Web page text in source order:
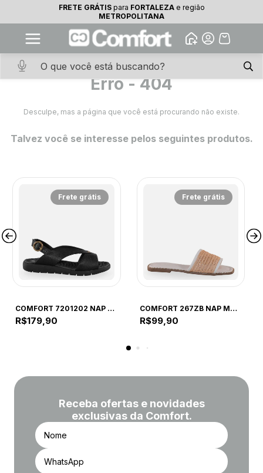
10% OFF na primeira compra
Baixe o app. Cupom BEMVINDO10
(100+)
Abrir
FRETE GRÁTISpara FORTALEZAe região
METROPOLITANA
Erro - 404
Desculpe, mas a página que você está procurando não existe.
Talvez você se interesse pelos seguintes produtos.
Frete grátis
COMFORT 7201202 NAP FLO PRETO 7201202 PRETO
R$179,90
Frete grátis
COMFORT 267ZB NAP MAD OFF WHITE 267ZB OFF WHITE
R$99,90
Receba ofertas e novidades
exclusivas da Comfort.